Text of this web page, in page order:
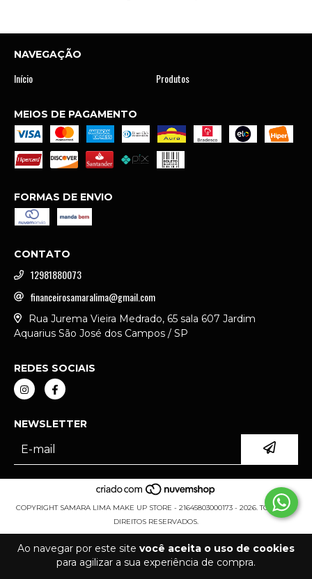
Ao navegar por este site você aceita o uso de cookies
para agilizar a sua experiência de compra.
NAVEGAÇÃO
Início Produtos
MEIOS DE PAGAMENTO
FORMAS DE ENVIO
CONTATO
12981880073
financeirosamaralima@gmail.com
Rua Jurema Vieira Medrado, 65 sala 607 Jardim
Aquarius São José dos Campos / SP
REDES SOCIAIS
NEWSLETTER
COPYRIGHT SAMARA LIMA MAKE UP STORE - 21645803000173 - 2026. TODOS OS
DIREITOS RESERVADOS.